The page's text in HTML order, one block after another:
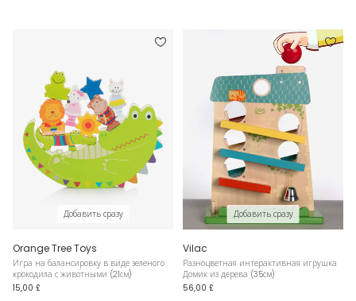
Добавить сразу
Orange Tree Toys
Игра на балансировку в виде зеленого
крокодила с животными (21см)
15,00 £
Добавить сразу
Vilac
Разноцветная интерактивная игрушка
Домик из дерева (35см)
56,00 £